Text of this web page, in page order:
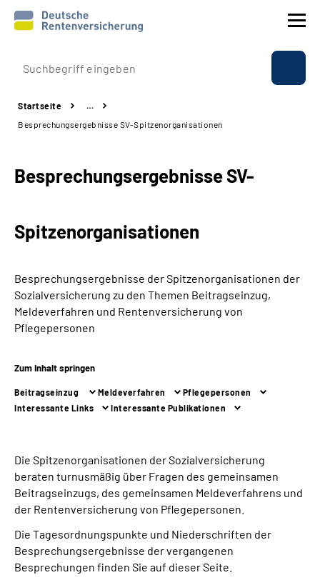
Prävention
Reha
Experten
Über uns & Presse
Online-Services
Language
Leichte Sprache
Mein Kundenportal
Startseite
…
Besprechungsergebnisse SV-Spitzenorganisationen
Besprechungsergebnisse SV-
Spitzenorganisationen
Besprechungsergebnisse der Spitzenorganisationen der
Sozialversicherung zu den Themen Beitragseinzug,
Meldeverfahren und Rentenversicherung von
Pflegepersonen
Zum Inhalt springen
Beitragseinzug Meldeverfahren
Pflegepersonen
Interessante Links
Interessante Publikationen
Die Spitzenorganisationen der Sozialversicherung
beraten turnusmäßig über Fragen des gemeinsamen
Beitragseinzugs, des gemeinsamen Meldeverfahrens und
der Rentenversicherung von Pflegepersonen.
Die Tagesordnungspunkte und Niederschriften der
Besprechungsergebnisse der vergangenen
Besprechungen finden Sie auf dieser Seite.